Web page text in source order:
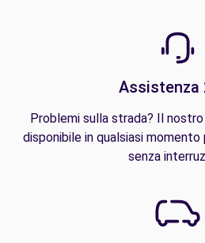
Assistenza
Problemi sulla strada? Il
disponibile in qualsiasi momento
senza